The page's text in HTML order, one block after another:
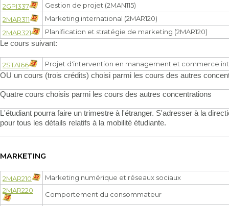
2GPI337
Gestion de projet (2MAN115)
2MAR311
Marketing international (2MAR120)
2MAR321
Planification et stratégie de marketing (2MAR120)
Le cours suivant:
2STA166
Projet d'intervention en management et commerce
OU un cours (trois crédits) choisi parmi les cours des autres
Quatre cours choisis parmi les cours des autres concentrations
L'étudiant pourra faire un trimestre à l'étranger. S'adresser à la
pour tous les détails relatifs à la mobilité étudiante.
MARKETING
2MAR210
Marketing numérique et réseaux sociaux
2MAR220
Comportement du consommateur